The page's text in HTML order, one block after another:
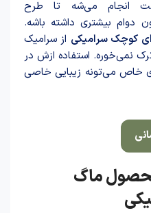
انجام می‌شه تا طرح
دوام بیشتری داشته باشه.
کوچک سرامیکی از سرامیک
نمی‌خوره. استفاده ازش در
خاص می‌تونه زیبایی خاصی
ماگ